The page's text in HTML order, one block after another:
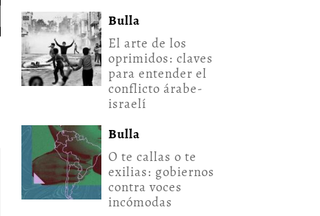
Bulla
El arte de los
oprimidos: claves
para entender el
conflicto árabe-
israelí
Bulla
O te callas o te
exilias: gobiernos
contra voces
incómodas